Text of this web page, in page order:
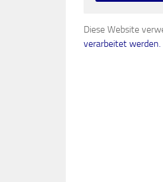
Diese Website
verarbeitet werden.